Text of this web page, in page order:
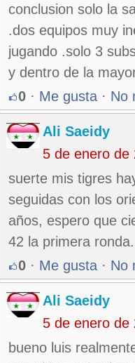
conclusion solo la
.dos equipos muy
jugando .solo 3
y dentro de la
0 · Me gusta · No
Ali Saeidy
5 de enero de
suerte mis tigres
seguidas con los
años, espero que
42 la primera ronda.
0 · Me gusta · No
Ali Saeidy
5 de enero de
bueno luis